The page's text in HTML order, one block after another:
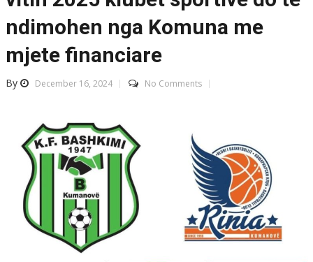
ndimohen nga Komuna me
mjete financiare
By December 16, 2024 No Comments